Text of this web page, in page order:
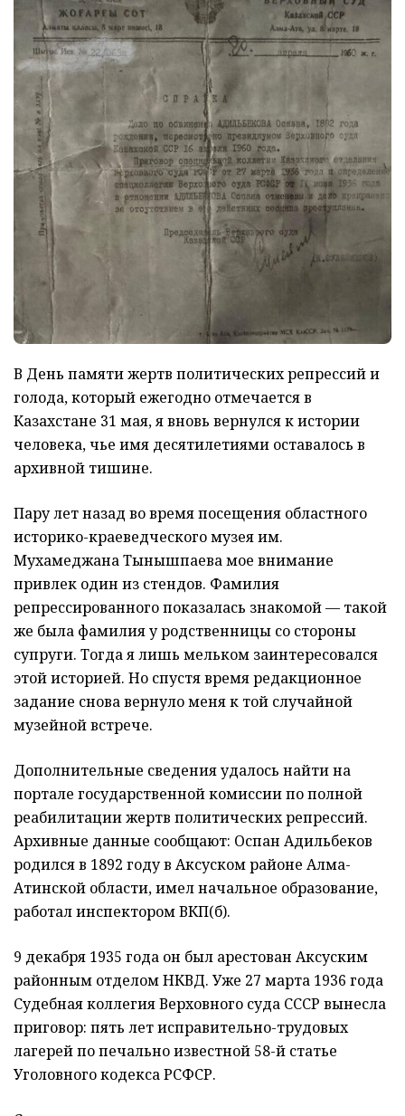
В День памяти жертв политических репрессий и
голода, который ежегодно отмечается в
Казахстане 31 мая, я вновь вернулся к истории
человека, чье имя десятилетиями оставалось в
архивной тишине.
Пару лет назад во время посещения областного
историко-краеведческого музея им.
Мухамеджана Тынышпаева мое внимание
привлек один из стендов. Фамилия
репрессированного показалась знакомой — такой
же была фамилия у родственницы со стороны
супруги. Тогда я лишь мельком заинтересовался
этой историей. Но спустя время редакционное
задание снова вернуло меня к той случайной
музейной встрече.
Дополнительные сведения удалось найти на
портале государственной комиссии по полной
реабилитации жертв политических репрессий.
Архивные данные сообщают: Оспан Адильбеков
родился в 1892 году в Аксуском районе Алма-
Атинской области, имел начальное образование,
работал инспектором ВКП(б).
9 декабря 1935 года он был арестован Аксуским
районным отделом НКВД. Уже 27 марта 1936 года
Судебная коллегия Верховного суда СССР вынесла
приговор: пять лет исправительно-трудовых
лагерей по печально известной 58-й статье
Уголовного кодекса РСФСР.